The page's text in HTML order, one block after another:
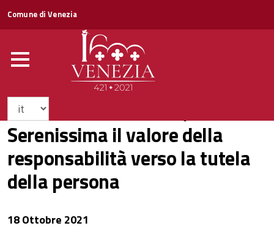
Comune di Venezia
La salute dei cittadini, dalla
Serenissima il valore della
responsabilità verso la tutela
della persona
18 Ottobre 2021